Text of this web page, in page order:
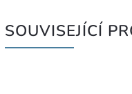
SOUVISEJÍCÍ